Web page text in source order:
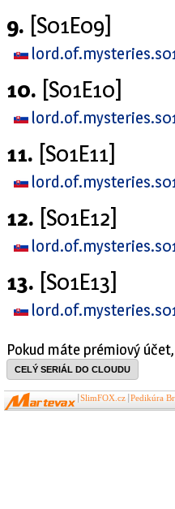
9. [S01E09]
10. [S01E10]
11. [S01E11]
12. [S01E12]
13. [S01E13]
Pokud máte prémiový
CELÝ SERIÁL DO CLOUDU
SlimFOX.cz Pedikúra